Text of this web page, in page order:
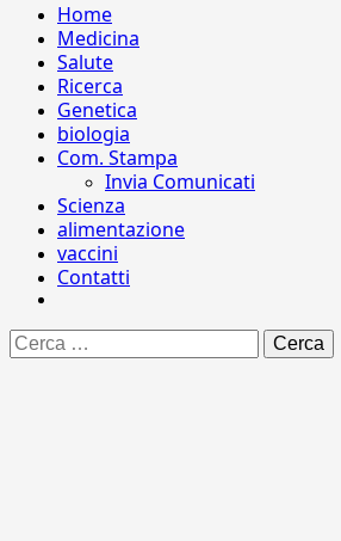
Home
Medicina
Salute
Ricerca
Genetica
biologia
Com. Stampa
Invia Comunicati
Scienza
alimentazione
vaccini
Contatti
Ricerca
per: